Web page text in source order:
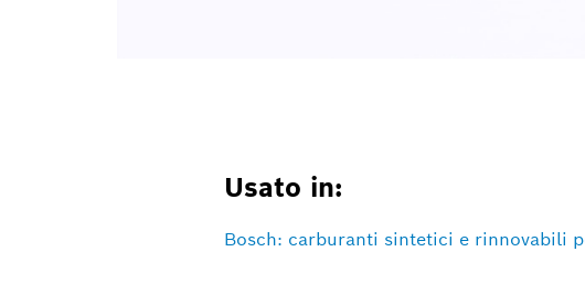
Usato in:
Bosch: carburanti sintetici e rinnovabili